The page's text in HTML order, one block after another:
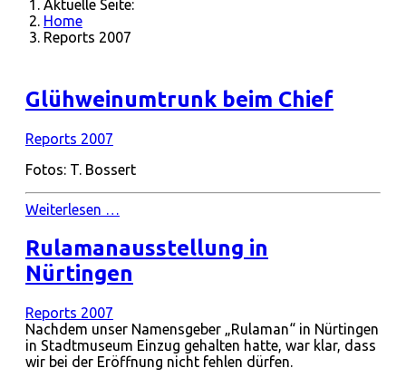
Aktuelle Seite:
Home
Reports 2007
Glühweinumtrunk beim Chief
Reports 2007
Fotos: T. Bossert
Weiterlesen …
Rulamanausstellung in
Nürtingen
Reports 2007
Nachdem unser Namensgeber „Rulaman“ in Nürtingen
in Stadtmuseum Einzug gehalten hatte, war klar, dass
wir bei der Eröffnung nicht fehlen dürfen.